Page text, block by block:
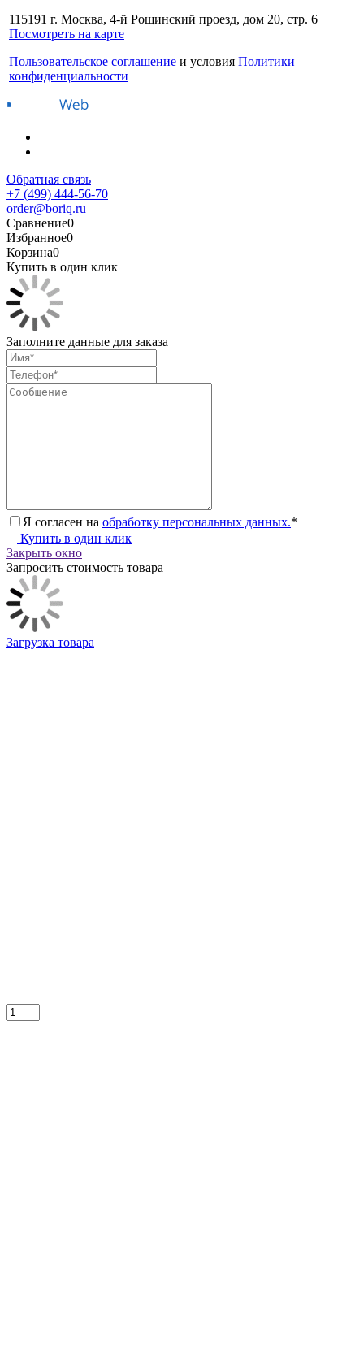
115191 г. Москва, 4-й Рощинский проезд, дом 20, стр. 6
Посмотреть на карте
Пользовательское соглашение и условия Политики
конфиденциальности
Обратная связь
+7 (499) 444-56-70
order@boriq.ru
Сравнение0
Избранное0
Корзина0
Купить в один клик
Заполните данные для заказа
Я согласен на обработку персональных данных.*
Купить в один клик
Закрыть окно
Запросить стоимость товара
Загрузка товара